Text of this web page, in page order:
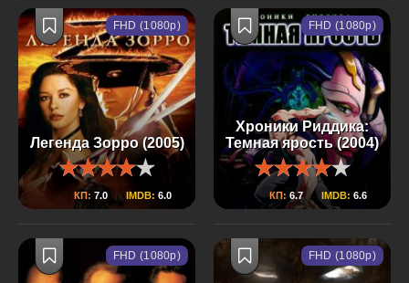
Легенда Зорро (2005)
КП: 7.0 IMDB: 6.0
FHD (1080p)
Хроники Риддика:
Темная ярость (2004)
КП: 6.7 IMDB: 6.6
FHD (1080p)
FHD (1080p) FHD (1080p)